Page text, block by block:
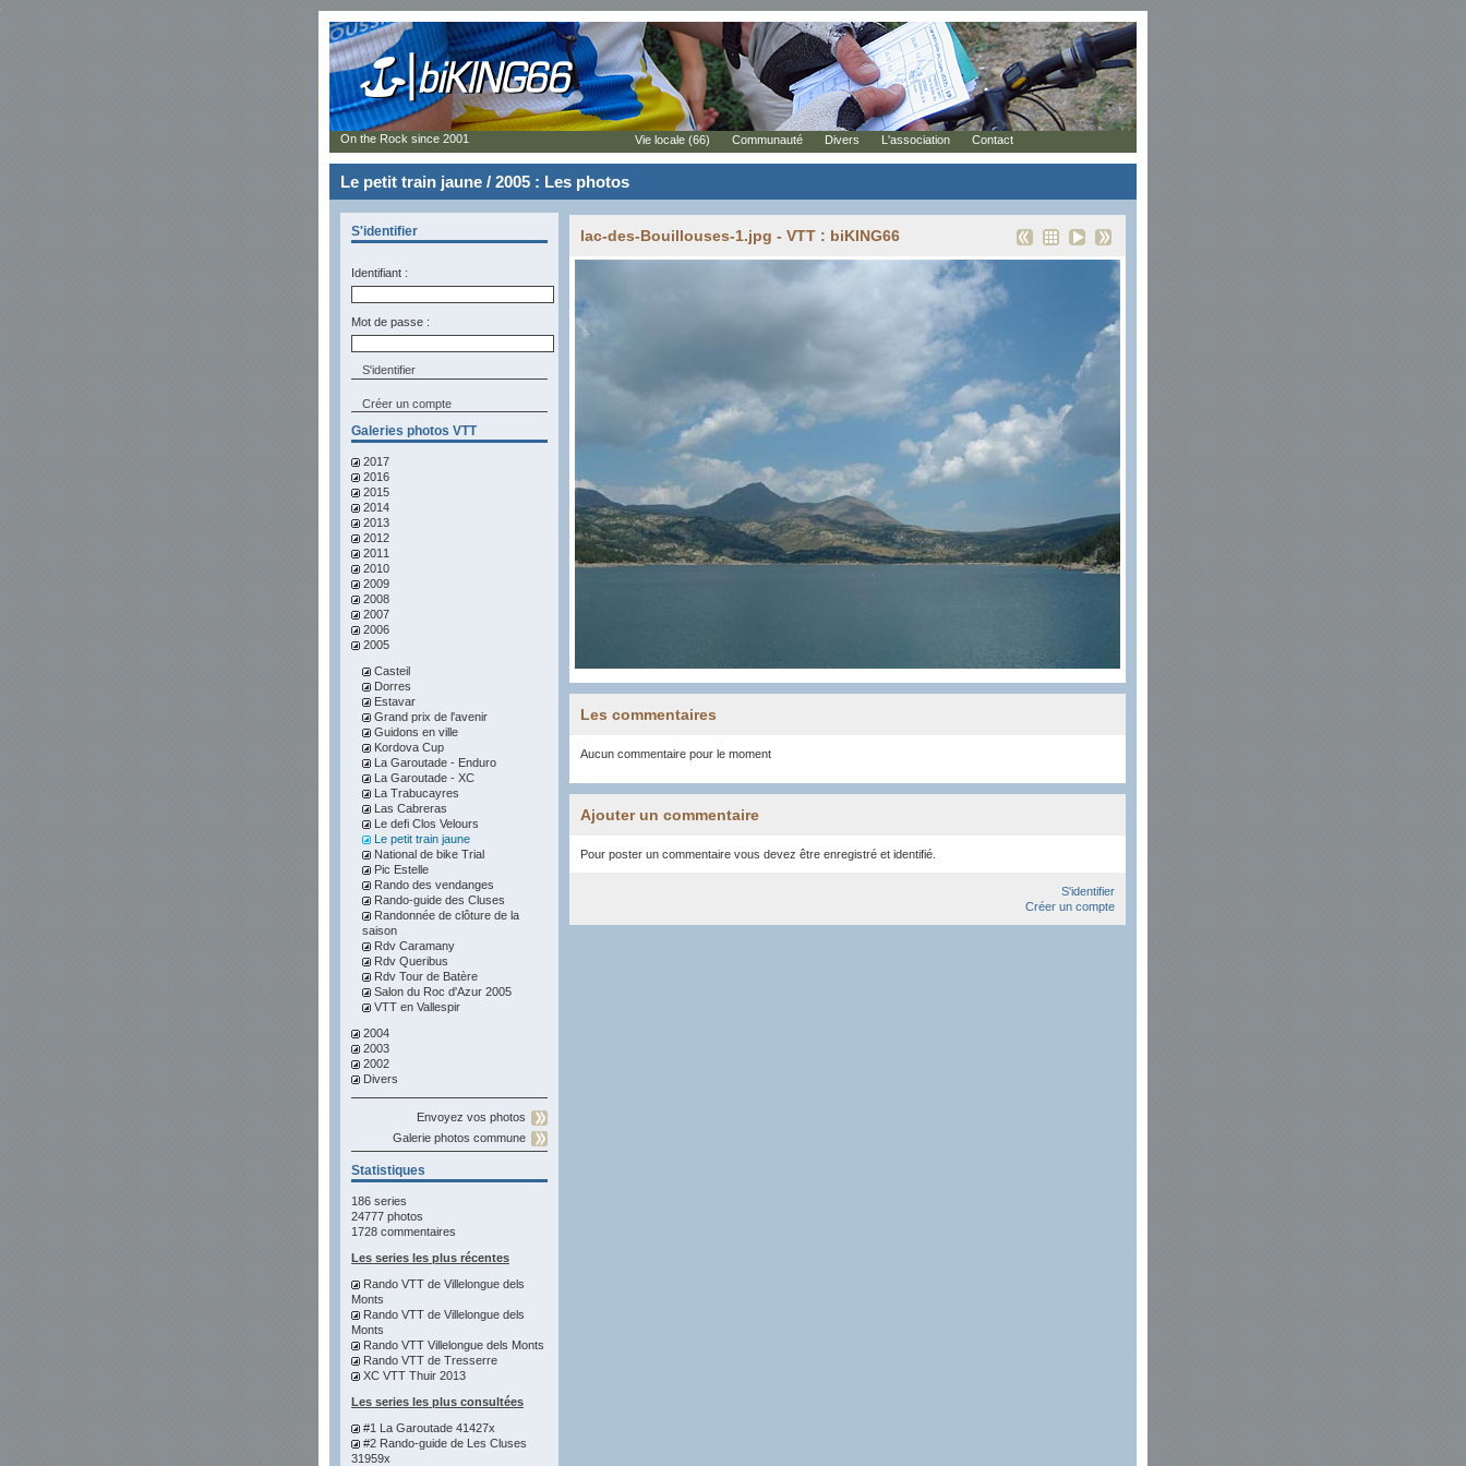
Le petit train jaune / 2005 : Les photos
S'identifier
Identifiant :
Mot de passe :
Créer un compte
Galeries photos VTT
2017
2016
2015
2014
2013
2012
2011
2010
2009
2008
2007
2006
2005
Casteil
Dorres
Estavar
Grand prix de l'avenir
Guidons en ville
Kordova Cup
La Garoutade - Enduro
La Garoutade - XC
La Trabucayres
Las Cabreras
Le defi Clos Velours
Le petit train jaune
National de bike Trial
Pic Estelle
Rando des vendanges
Rando-guide des Cluses
Randonnée de clôture de la
saison
Rdv Caramany
Rdv Queribus
Rdv Tour de Batère
Salon du Roc d'Azur 2005
VTT en Vallespir
2004
2003
2002
Divers
Envoyez vos photos
Galerie photos commune
Statistiques
186 series
24777 photos
1728 commentaires
Les series les plus récentes
Rando VTT de Villelongue dels
Monts
Rando VTT de Villelongue dels
Monts
Rando VTT Villelongue dels Monts
Rando VTT de Tresserre
XC VTT Thuir 2013
Les series les plus consultées
#1 La Garoutade 41427x
#2 Rando-guide de Les Cluses
31959x
lac-des-Bouillouses-1.jpg - VTT : biKING66
Les commentaires
Aucun commentaire pour le moment
Ajouter un commentaire
Pour poster un commentaire vous devez être enregistré et identifié.
S'identifier
Créer un compte
On the Rock since 2001 Vie locale (66) Communauté Divers L'association Contact